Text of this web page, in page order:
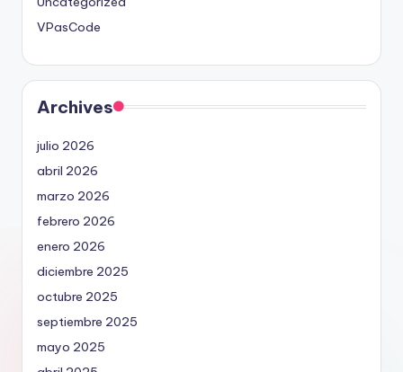
VPasCode
Archives
julio 2026
abril 2026
marzo 2026
febrero 2026
enero 2026
diciembre 2025
octubre 2025
septiembre 2025
mayo 2025